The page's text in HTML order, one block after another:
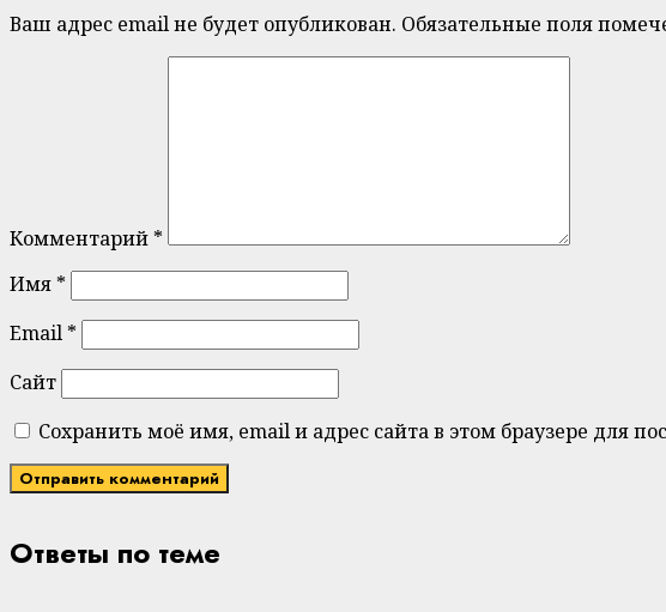
Ваш адрес email не будет опубликован. Обязательные поля
Комментарий *
Имя *
Email *
Сайт
Сохранить моё имя, email и адрес сайта в этом браузере для
Ответы по теме